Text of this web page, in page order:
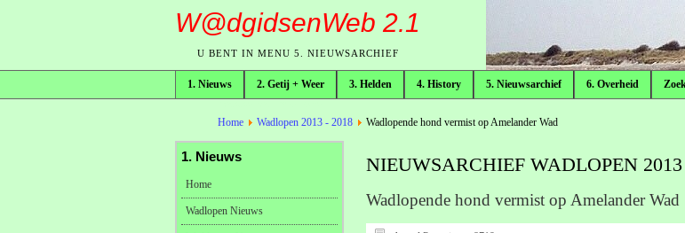
W@dgidsenWeb 2.1
U BENT IN MENU 5. NIEUWSARCHIEF
1. Nieuws 2. Getij + Weer 3. Helden 4. History 5. Nieuwsarchief 6. Overheid
broodkruimelpad
Home Wadlopen 2013 - 2018 Wadlopende hond vermist op Amelander Wad
NIEUWSARCHIEF WADLOPEN
Wadlopende hond vermist op Amelander Wad
1. Nieuws
Home
Wadlopen Nieuws